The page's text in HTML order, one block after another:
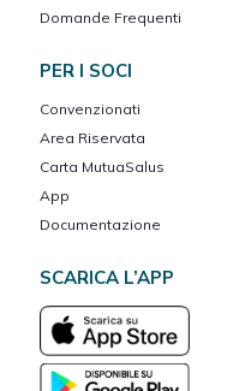
Domande Frequenti
PER I SOCI
Convenzionati
Area Riservata
Carta MutuaSalus
App
Documentazione
SCARICA L’APP